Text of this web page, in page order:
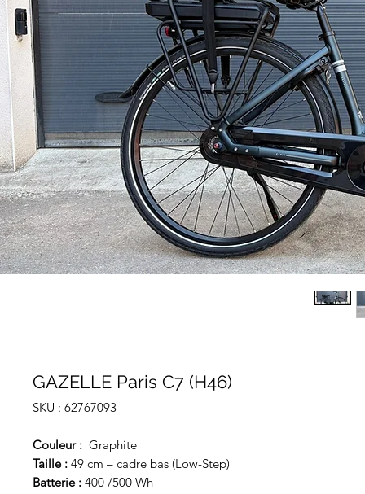
GAZELLE Paris C7 (H46)
SKU : 62767093
Couleur : Graphite
Taille : 49 cm – cadre bas (Low-Step)
Batterie : 400 /500 Wh